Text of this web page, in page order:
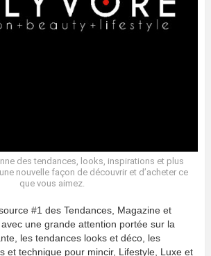
des tendances, looks, inspirations et plus
nouvelle façon de découvrir et d’acheter ce
que vous aimez.
#1 des Tendances, Magazine et
une grande attention portée sur la
les tendances looks et déco, les
et technique pour mincir, Lifestyle, Luxe et